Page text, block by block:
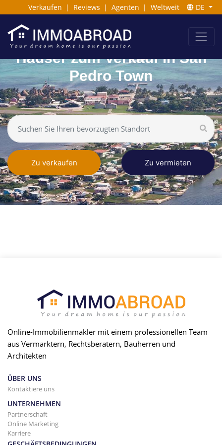
Verkaufen | Reviews | Agenten | Weltweit DE
Häuser zum Verkauf in San
Pedro Town
Zu verkaufen Zu vermieten
Online-Immobilienmakler mit einem professionellen Team
aus Vermarktern, Rechtsberatern, Bauherren und
Architekten
ÜBER UNS
Kontaktiere uns
UNTERNEHMEN
Partnerschaft
Online Marketing
Karriere